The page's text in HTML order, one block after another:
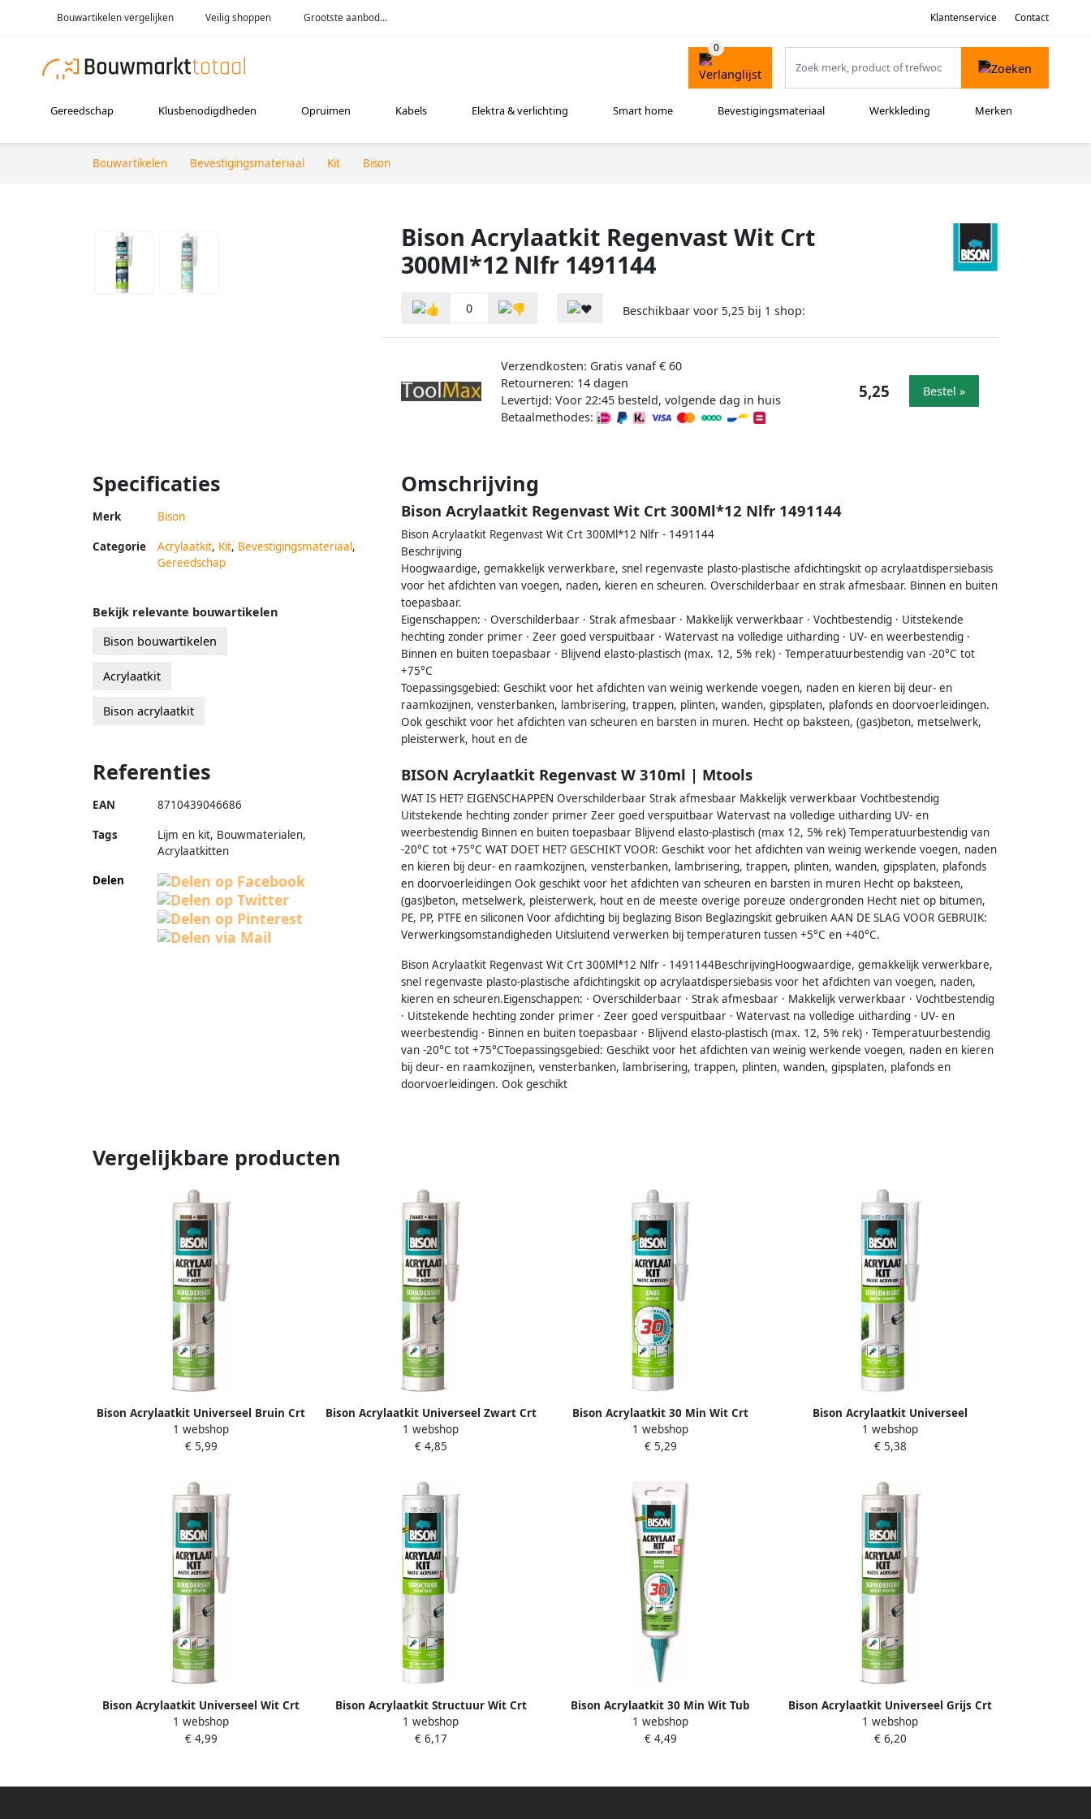
Bouwartikelen vergelijken Veilig shoppen Grootste aanbod... Klantenservice Contact
Gereedschap Klusbenodigdheden Opruimen Kabels Elektra & verlichting Smart home Bevestigingsmateriaal Werkkleding Merken
Bouwartikelen Bevestigingsmateriaal Kit Bison
Bison Acrylaatkit Regenvast Wit Crt
300Ml*12 Nlfr 1491144
0 Beschikbaar voor 5,25 bij 1 shop:
Verzendkosten: Gratis vanaf € 60
Retourneren: 14 dagen
Levertijd: Voor 22:45 besteld, volgende dag in huis
Betaalmethodes:
5,25 Bestel »
Specificaties
Merk Bison
Categorie Acrylaatkit, Kit, Bevestigingsmateriaal,
Gereedschap
Omschrijving
Bison Acrylaatkit Regenvast Wit Crt 300Ml*12 Nlfr 1491144
Bison Acrylaatkit Regenvast Wit Crt 300Ml*12 Nlfr - 1491144
Beschrijving
Hoogwaardige, gemakkelijk verwerkbare, snel regenvaste plasto-plastische afdichtingskit op acrylaatdispersiebasis
voor het afdichten van voegen, naden, kieren en scheuren. Overschilderbaar en strak afmesbaar. Binnen en buiten
toepasbaar.
Eigenschappen: · Overschilderbaar · Strak afmesbaar · Makkelijk verwerkbaar · Vochtbestendig · Uitstekende
hechting zonder primer · Zeer goed verspuitbaar · Watervast na volledige uitharding · UV- en weerbestendig ·
Binnen en buiten toepasbaar · Blijvend elasto-plastisch (max. 12, 5% rek) · Temperatuurbestendig van -20°C tot
+75°C
Toepassingsgebied: Geschikt voor het afdichten van weinig werkende voegen, naden en kieren bij deur- en
raamkozijnen, vensterbanken, lambrisering, trappen, plinten, wanden, gipsplaten, plafonds en doorvoerleidingen.
Ook geschikt voor het afdichten van scheuren en barsten in muren. Hecht op baksteen, (gas)beton, metselwerk,
pleisterwerk, hout en de
BISON Acrylaatkit Regenvast W 310ml | Mtools
WAT IS HET? EIGENSCHAPPEN Overschilderbaar Strak afmesbaar Makkelijk verwerkbaar Vochtbestendig
Uitstekende hechting zonder primer Zeer goed verspuitbaar Watervast na volledige uitharding UV- en
weerbestendig Binnen en buiten toepasbaar Blijvend elasto-plastisch (max 12, 5% rek) Temperatuurbestendig van
-20°C tot +75°C WAT DOET HET? GESCHIKT VOOR: Geschikt voor het afdichten van weinig werkende voegen, naden
en kieren bij deur- en raamkozijnen, vensterbanken, lambrisering, trappen, plinten, wanden, gipsplaten, plafonds
en doorvoerleidingen Ook geschikt voor het afdichten van scheuren en barsten in muren Hecht op baksteen,
(gas)beton, metselwerk, pleisterwerk, hout en de meeste overige poreuze ondergronden Hecht niet op bitumen,
PE, PP, PTFE en siliconen Voor afdichting bij beglazing Bison Beglazingskit gebruiken AAN DE SLAG VOOR GEBRUIK:
Verwerkingsomstandigheden Uitsluitend verwerken bij temperaturen tussen +5°C en +40°C.
Bison Acrylaatkit Regenvast Wit Crt 300Ml*12 Nlfr - 1491144BeschrijvingHoogwaardige, gemakkelijk verwerkbare,
snel regenvaste plasto-plastische afdichtingskit op acrylaatdispersiebasis voor het afdichten van voegen, naden,
kieren en scheuren.Eigenschappen: · Overschilderbaar · Strak afmesbaar · Makkelijk verwerkbaar · Vochtbestendig
· Uitstekende hechting zonder primer · Zeer goed verspuitbaar · Watervast na volledige uitharding · UV- en
weerbestendig · Binnen en buiten toepasbaar · Blijvend elasto-plastisch (max. 12, 5% rek) · Temperatuurbestendig
van -20°C tot +75°CToepassingsgebied: Geschikt voor het afdichten van weinig werkende voegen, naden en kieren
bij deur- en raamkozijnen, vensterbanken, lambrisering, trappen, plinten, wanden, gipsplaten, plafonds en
doorvoerleidingen. Ook geschikt
Bekijk relevante bouwartikelen
Bison bouwartikelen
Acrylaatkit
Bison acrylaatkit
Referenties
EAN 8710439046686
Tags
Lijm en kit, Bouwmaterialen,
Acrylaatkitten
Delen
Vergelijkbare producten
Bison Acrylaatkit Universeel Bruin Crt
300Ml*12 Nlfr 1491147
1 webshop
€ 5,99
Bison Acrylaatkit Universeel Zwart Crt
300Ml*12 Nlfr 1491146
1 webshop
€ 4,85
Bison Acrylaatkit 30 Min Wit Crt
300Ml*12 Nlfr 1491142
1 webshop
€ 5,29
Bison Acrylaatkit Universeel
Transparant Crt 300Ml*12 Nlfr 6304753
1 webshop
€ 5,38
Bison Acrylaatkit Universeel Wit Crt
300Ml*12 Nlfr 1491145
1 webshop
€ 4,99
Bison Acrylaatkit Structuur Wit Crt
300Ml*12 Nlfr 1491136
1 webshop
€ 6,17
Bison Acrylaatkit 30 Min Wit Tub
150G*12 Nlfr 1491119
1 webshop
€ 4,49
Bison Acrylaatkit Universeel Grijs Crt
300Ml*12 Nlfr 1491143
1 webshop
€ 6,20